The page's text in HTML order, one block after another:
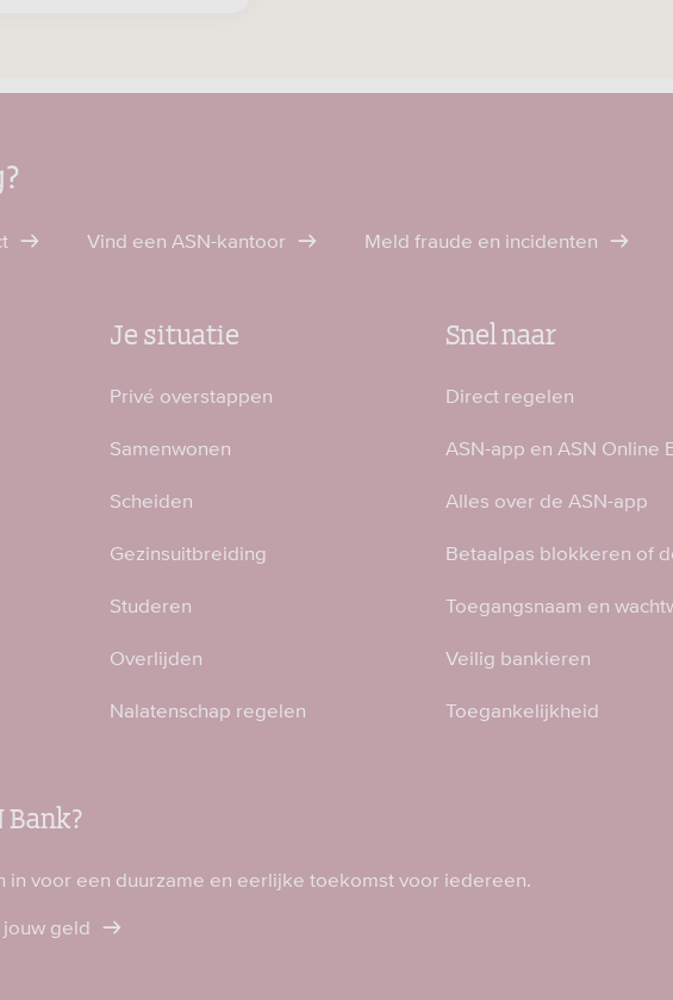
Vind een ASN-kantoor Meld fraude en incidenten
Je situatie
Privé overstappen
Samenwonen
Scheiden
Gezinsuitbreiding
Studeren
Overlijden
Nalatenschap regelen
Snel naar
Direct regelen
ASN-app en ASN Online
Alles over de ASN-app
Betaalpas blokkeren of
Toegangsnaam en
Veilig bankieren
Toegankelijkheid
Bank?
in voor een duurzame en eerlijke toekomst voor iedereen.
geld